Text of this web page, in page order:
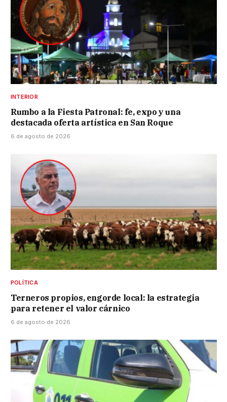
INTERIOR
Rumbo a la Fiesta Patronal: fe, expo y una
destacada oferta artística en San Roque
6 de agosto de 2026
POLÍTICA
Terneros propios, engorde local: la estrategia
para retener el valor cárnico
6 de agosto de 2026